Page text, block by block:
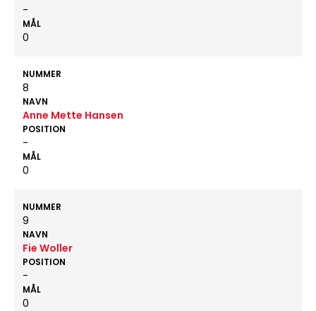
-
MÅL
0
NUMMER
8
NAVN
Anne Mette Hansen
POSITION
-
MÅL
0
NUMMER
9
NAVN
Fie Woller
POSITION
-
MÅL
0